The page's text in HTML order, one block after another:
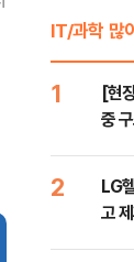
IT/과학 많
1
[현
중
2
LG
고